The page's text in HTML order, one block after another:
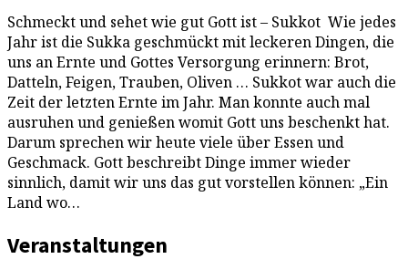
Schmeckt und sehet wie gut Gott ist – Sukkot Wie jedes
Jahr ist die Sukka geschmückt mit leckeren Dingen, die
uns an Ernte und Gottes Versorgung erinnern: Brot,
Datteln, Feigen, Trauben, Oliven … Sukkot war auch die
Zeit der letzten Ernte im Jahr. Man konnte auch mal
ausruhen und genießen womit Gott uns beschenkt hat.
Darum sprechen wir heute viele über Essen und
Geschmack. Gott beschreibt Dinge immer wieder
sinnlich, damit wir uns das gut vorstellen können: „Ein
Land wo…
Veranstaltungen